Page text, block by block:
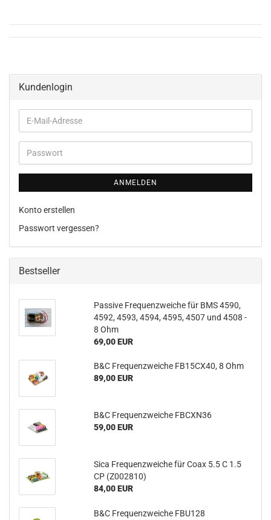
Kundenlogin
E-
Mail-
Adresse
Passwort
ANMELDEN
Konto erstellen
Passwort vergessen?
Bestseller
Passive Frequenzweiche für BMS 4590,
4592, 4593, 4594, 4595, 4507 und 4508 -
8 Ohm
69,00 EUR
B&C Frequenzweiche FB15CX40, 8 Ohm
89,00 EUR
B&C Frequenzweiche FBCXN36
59,00 EUR
Sica Frequenzweiche für Coax 5.5 C 1.5
CP (Z002810)
84,00 EUR
B&C Frequenzweiche FBU128